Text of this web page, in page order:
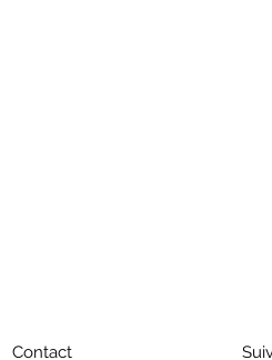
Contact